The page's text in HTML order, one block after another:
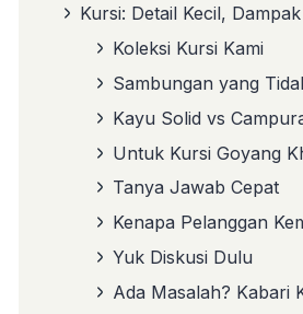
Kursi: Detail Kecil,
Koleksi Kursi Kami
Sambungan yang
Kayu Solid vs
Untuk Kursi Goyang
Tanya Jawab Cepat
Kenapa Pelanggan
Yuk Diskusi Dulu
Ada Masalah? Kabari